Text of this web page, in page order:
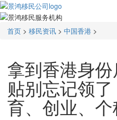
首页 > 移民资讯 > 中国香港 >
拿到香港身
贴别忘记领
育、创业、